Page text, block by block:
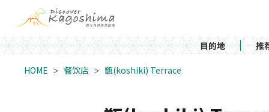
目的地 推
HOME 餐饮店 甑(koshiki) Terrace